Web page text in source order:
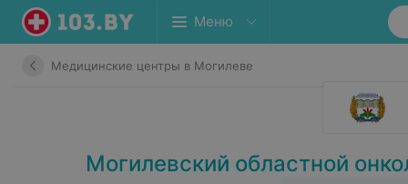
Меню
Медицинские центры в Могилеве
Могилевский областной